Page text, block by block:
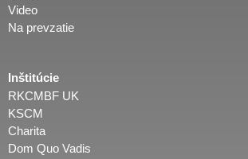
Video
Na prevzatie
Inštitúcie
RKCMBF UK
KSCM
Charita
Dom Quo Vadis